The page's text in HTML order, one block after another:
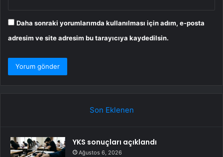
Daha sonraki yorumlarımda kullanılması için adım, e-posta
adresim ve site adresim bu tarayıcıya kaydedilsin.
Son Eklenen
YKS sonuçları açıklandı
Ağustos 6, 2026